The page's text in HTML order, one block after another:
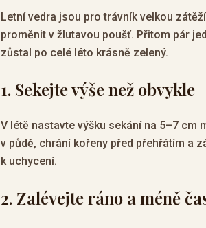
Letní vedra jsou pro trávník velkou
proměnit v žlutavou poušť. Přitom pár
zůstal po celé léto krásně zelený.
1. Sekejte výše než obvykle
V létě nastavte výšku sekání na 5–7 cm
v půdě, chrání kořeny před přehřátím a
k uchycení.
2. Zalévejte ráno a méně